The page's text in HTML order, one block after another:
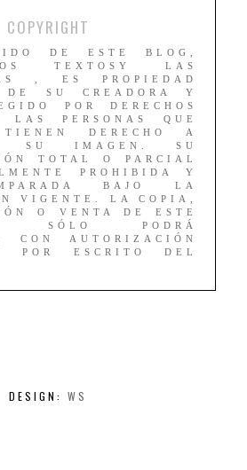
COPYRIGHT
DE ESTE BLOG,
TEXTOSY LAS
, ES PROPIEDAD
DE SU CREADORA Y
POR DERECHOS
LAS PERSONAS QUE
TIENEN DERECHO A
SU IMAGEN. SU
TOTAL O PARCIAL
PROHIBIDA Y
BAJO LA
VIGENTE. LA COPIA,
O VENTA DE ESTE
SÓLO PODRÁ
CON AUTORIZACIÓN
POR ESCRITO DEL
DESIGN: WS